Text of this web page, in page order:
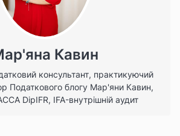
Кавин
консультант, практикуючий
Податкового блогу Мар'яни Кавин,
DipIFR, IFA-внутрішній аудит